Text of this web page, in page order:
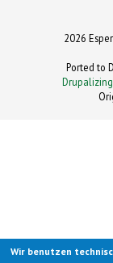
2026
Ported to
Drupalizing
Wir benutzen